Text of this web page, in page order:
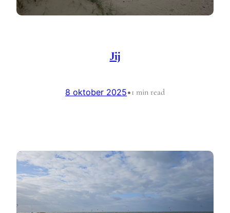
Jij
8 oktober 2025•1 min read